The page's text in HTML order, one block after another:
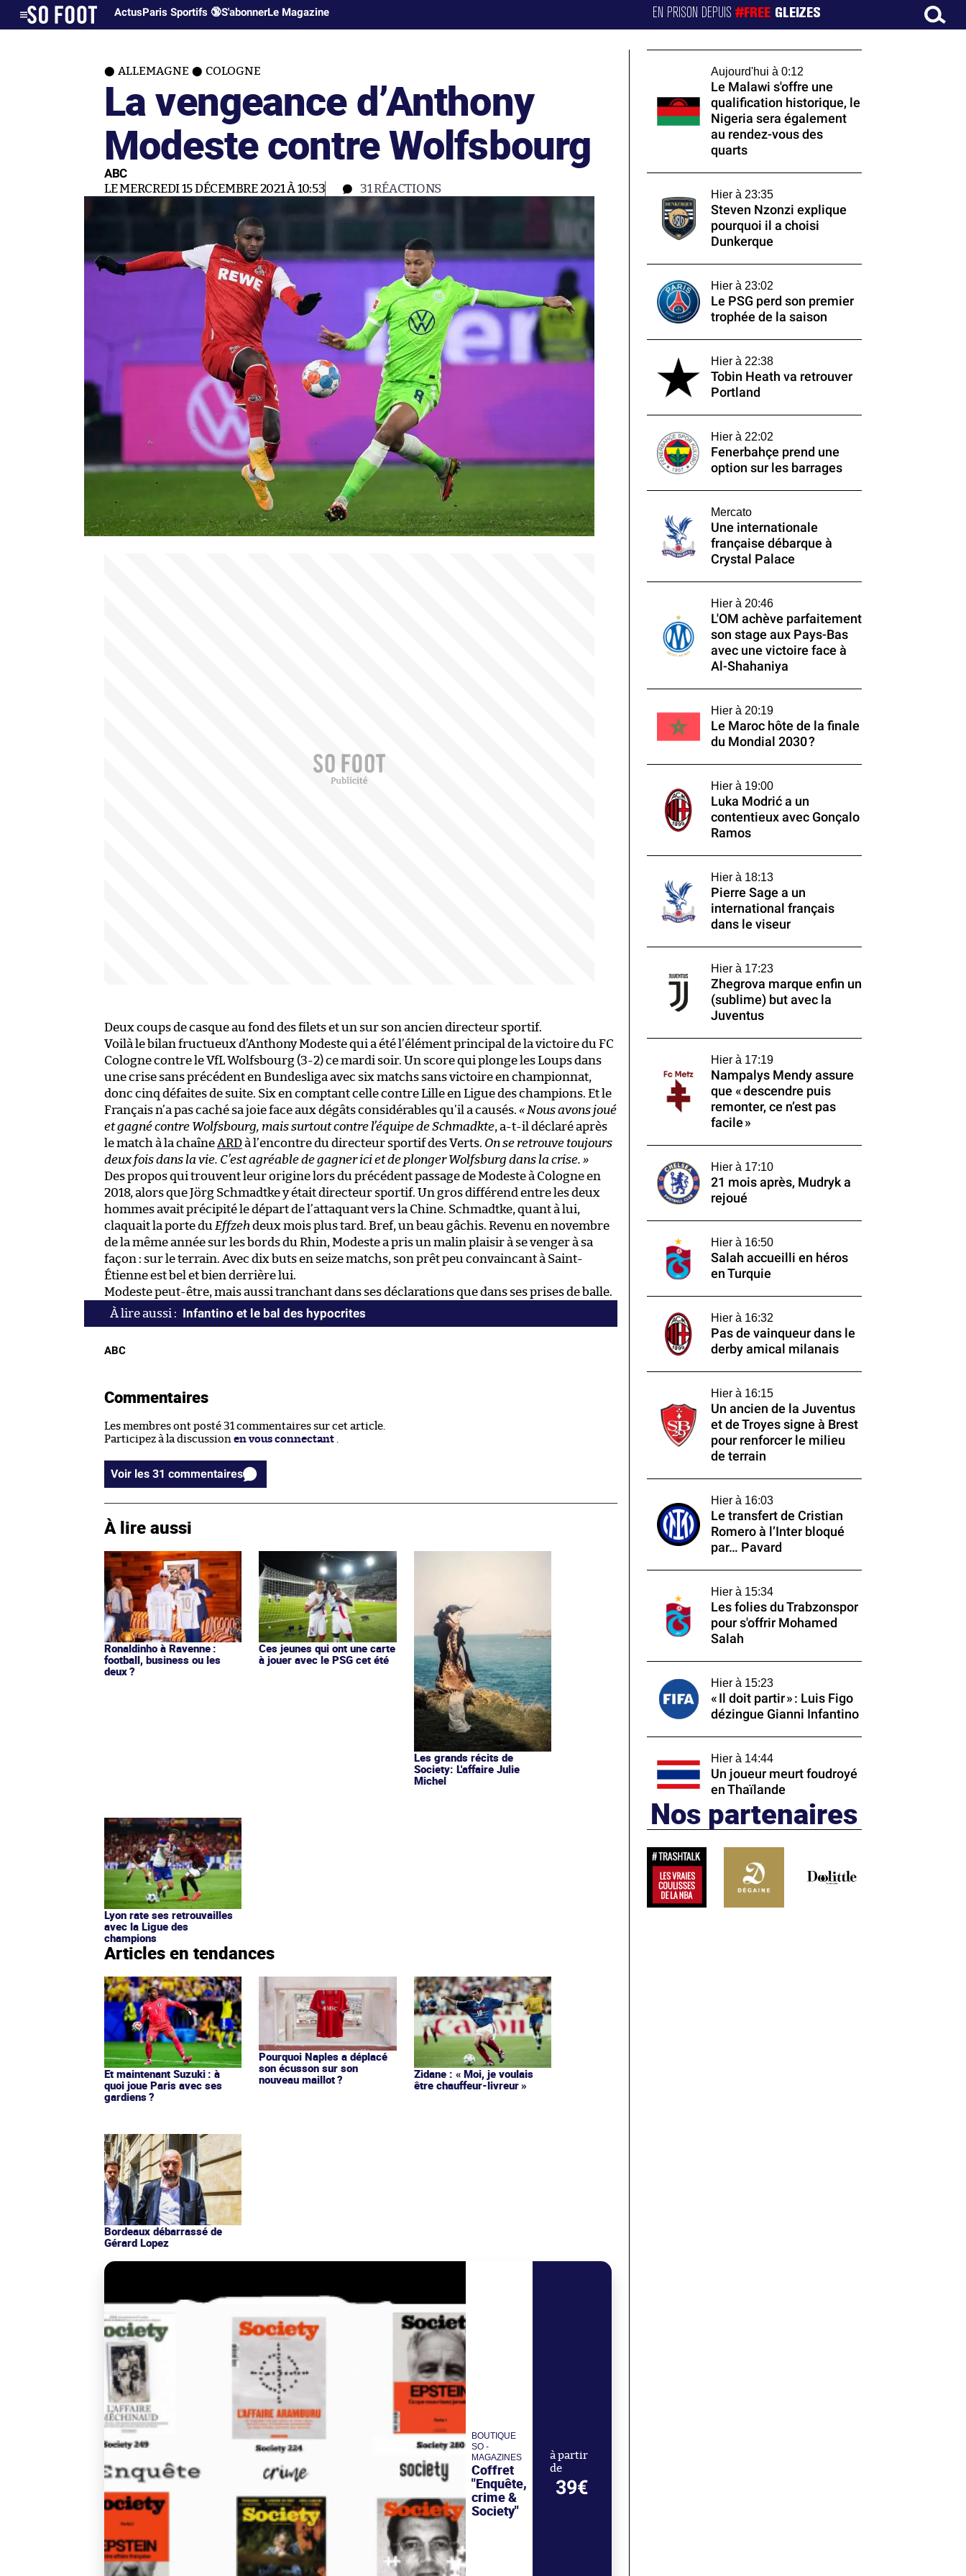
ActusParis Sportifs 🔞S'abonnerLe Magazine EN PRISON DEPUIS#FREE GLEIZES
ALLEMAGNE COLOGNE
La vengeance d’Anthony
Modeste contre Wolfsbourg
ABC
LE MERCREDI 15 DÉCEMBRE 2021 À 10:53 31RÉACTIONS
Deux coups de casque au fond des filets et un sur son ancien directeur sportif.
Voilà le bilan fructueux d’Anthony Modeste qui a été l’élément principal de la victoire du FC
Cologne contre le VfL Wolfsbourg (3-2) ce mardi soir. Un score qui plonge les Loups dans
une crise sans précédent en Bundesliga avec six matchs sans victoire en championnat,
donc cinq défaites de suite. Six en comptant celle contre Lille en Ligue des champions. Et le
Français n’a pas caché sa joie face aux dégâts considérables qu’il a causés. « Nous avons joué
et gagné contre Wolfsbourg, mais surtout contre l’équipe de Schmadkte, a-t-il déclaré après
le match à la chaîneARDà l’encontre du directeur sportif des Verts. On se retrouve toujours
deux fois dans la vie. C’est agréable de gagner ici et de plonger Wolfsburg dans la crise. »
Des propos qui trouvent leur origine lors du précédent passage de Modeste à Cologne en
2018, alors que Jörg Schmadtke y était directeur sportif. Un gros différend entre les deux
hommes avait précipité le départ de l’attaquant vers la Chine. Schmadtke, quant à lui,
claquait la porte du Effzeh deux mois plus tard. Bref, un beau gâchis. Revenu en novembre
de la même année sur les bords du Rhin, Modeste a pris un malin plaisir à se venger à sa
façon : sur le terrain. Avec dix buts en seize matchs, son prêt peu convaincant à Saint-
Étienne est bel et bien derrière lui.
Modeste peut-être, mais aussi tranchant dans ses déclarations que dans ses prises de balle.
Infantino et le bal des hypocrites
ABC
Commentaires
Les membres ont posté 31 commentaires sur cet article.
Participez à la discussion en vous connectant .
Voir les 31 commentaires
À lire aussi
Ronaldinho à Ravenne :
football, business ou les
deux ?
Ces jeunes qui ont une carte
à jouer avec le PSG cet été
Les grands récits de
Society: L'affaire Julie
Michel
Lyon rate ses retrouvailles
avec la Ligue des
champions
Articles en tendances
Et maintenant Suzuki : à
quoi joue Paris avec ses
gardiens ?
Pourquoi Naples a déplacé
son écusson sur son
nouveau maillot ?
Zidane : « Moi, je voulais
être chauffeur-livreur »
Bordeaux débarrassé de
Gérard Lopez
BOUTIQUE
SO -
MAGAZINES
Coffret
"Enquête,
crime &
Society"
à partir
de
39€
Aujourd'hui à 0:12
Le Malawi s'offre une
qualification historique, le
Nigeria sera également
au rendez-vous des
quarts
Hier à 23:35
Steven Nzonzi explique
pourquoi il a choisi
Dunkerque
Hier à 23:02
Le PSG perd son premier
trophée de la saison
Hier à 22:38
Tobin Heath va retrouver
Portland
Hier à 22:02
Fenerbahçe prend une
option sur les barrages
Mercato
Une internationale
française débarque à
Crystal Palace
Hier à 20:46
L'OM achève parfaitement
son stage aux Pays-Bas
avec une victoire face à
Al-Shahaniya
Hier à 20:19
Le Maroc hôte de la finale
du Mondial 2030 ?
Hier à 19:00
Luka Modrić a un
contentieux avec Gonçalo
Ramos
Hier à 18:13
Pierre Sage a un
international français
dans le viseur
Hier à 17:23
Zhegrova marque enfin un
(sublime) but avec la
Juventus
Hier à 17:19
Nampalys Mendy assure
que « descendre puis
remonter, ce n’est pas
facile »
Hier à 17:10
21 mois après, Mudryk a
rejoué
Hier à 16:50
Salah accueilli en héros
en Turquie
Hier à 16:32
Pas de vainqueur dans le
derby amical milanais
Hier à 16:15
Un ancien de la Juventus
et de Troyes signe à Brest
pour renforcer le milieu
de terrain
Hier à 16:03
Le transfert de Cristian
Romero à l’Inter bloqué
par… Pavard
Hier à 15:34
Les folies du Trabzonspor
pour s'offrir Mohamed
Salah
Hier à 15:23
« Il doit partir » : Luis Figo
dézingue Gianni Infantino
Hier à 14:44
Un joueur meurt foudroyé
en Thaïlande
Nos partenaires